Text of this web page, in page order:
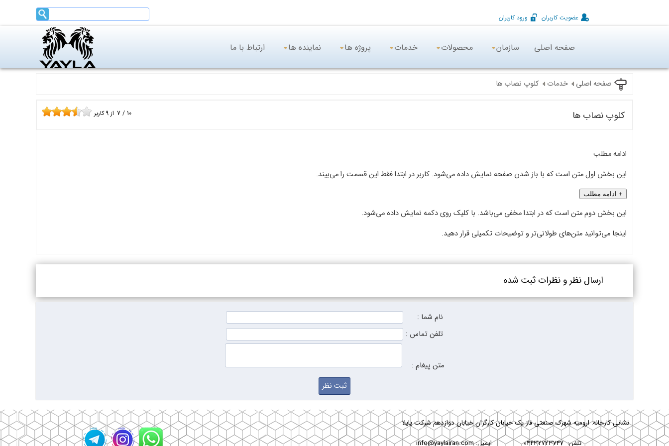
ورود کاربران عضویت کاربران
صفحه اصلی سازمان محصولات خدمات پروژه ها نماینده ها ارتباط با ما
صفحه اصلی خدمات کلوپ نصاب ها
کلوپ نصاب ها 7 / 10 از 9کاربر
ادامه مطلب
این بخش اول متن است که با باز شدن صفحه نمایش داده می‌شود. کاربر در ابتدا فقط این قسمت را می‌بیند.
+ ادامه مطلب
این بخش دوم متن است که در ابتدا مخفی می‌باشد. با کلیک روی دکمه نمایش داده می‌شود.
اینجا می‌توانید متن‌های طولانی‌تر و توضیحات تکمیلی قرار دهید.
ارسال نظر و نظرات ثبت شده
نام شما :
تلفن تماس :
متن پیغام :
نشانی کارخانه: ارومیه شهرک صنعتی فاز یک خیابان کارگران خیابان دوازدهم شرکت یایلا
تلفن: 04432723747 ایمیل:
info@yaylairan.com